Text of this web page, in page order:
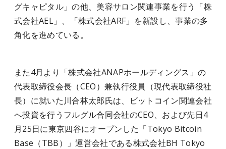
グキャピタル」の他、美容サロン関連事業を行う「株
式会社AEL」、「株式会社ARF」を新設し、事業の多
角化を進めている。
また4月より「株式会社ANAPホールディングス」の
代表取締役会長（CEO）兼執行役員（現代表取締役社
長）に就いた川合林太郎氏は、ビットコイン関連会社
へ投資を行うフルグル合同会社のCEO、および先日4
月25日に東京四谷にオープンした「Tokyo Bitcoin
Base（TBB）」運営会社である株式会社BH Tokyo